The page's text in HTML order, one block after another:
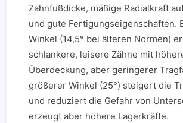
Zahnfußdicke, mäßige Radialkraft
und gute Fertigungseigenschaften.
Winkel (14,5° bei älteren Normen)
schlankere, leisere Zähne mit
Überdeckung, aber geringerer
größerer Winkel (25°) steigert die
und reduziert die Gefahr von
erzeugt aber höhere Lagerkräfte.